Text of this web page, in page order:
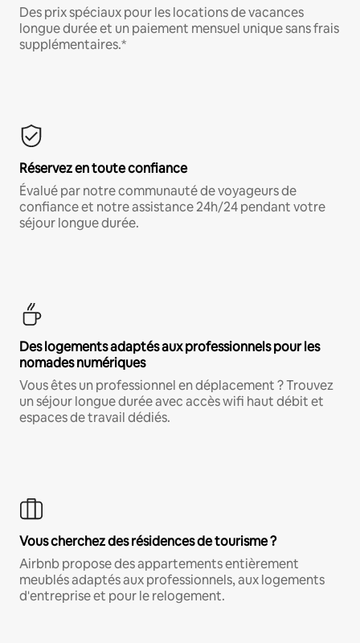
Des prix spéciaux pour les locations de vacances
longue durée et un paiement mensuel unique sans frais
supplémentaires.*
Réservez en toute confiance
Évalué par notre communauté de voyageurs de
confiance et notre assistance 24h/24 pendant votre
séjour longue durée.
Des logements adaptés aux professionnels pour les
nomades numériques
Vous êtes un professionnel en déplacement ? Trouvez
un séjour longue durée avec accès wifi haut débit et
espaces de travail dédiés.
Vous cherchez des résidences de tourisme ?
Airbnb propose des appartements entièrement
meublés adaptés aux professionnels, aux logements
d'entreprise et pour le relogement.